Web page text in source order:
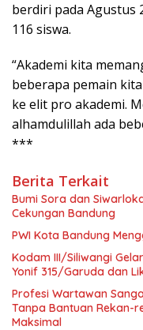
berdiri pada Agustus
116 siswa.
“Akademi kita
beberapa pemain
ke elit pro akademi.
alhamdulillah ada
***
Berita Terkait
Bumi Sora dan
Cekungan Bandung
PWI Kota Bandung
Kodam III/Siliwangi
Yonif 315/Garuda dan
Profesi Wartawan
Tanpa Bantuan Rekan-
Maksimal